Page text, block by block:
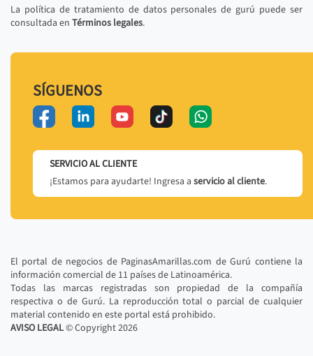
La política de tratamiento de datos personales de gurú puede ser
consultada en Términos legales.
SÍGUENOS
SERVICIO AL CLIENTE
¡Estamos para ayudarte! Ingresa a servicio al cliente.
El portal de negocios de PaginasAmarillas.com de Gurú contiene la
información comercial de 11 países de Latinoamérica.
Todas las marcas registradas son propiedad de la compañía
respectiva o de Gurú. La reproducción total o parcial de cualquier
material contenido en este portal está prohibido.
AVISO LEGAL© Copyright2026